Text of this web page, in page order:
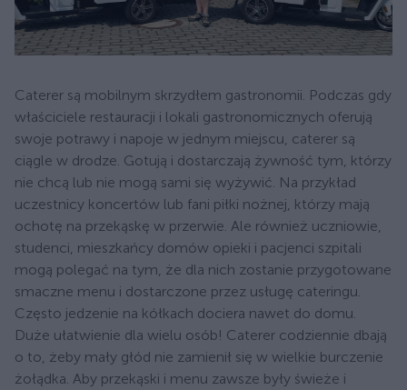
Caterer są mobilnym skrzydłem gastronomii. Podczas gdy
właściciele restauracji i lokali gastronomicznych oferują
swoje potrawy i napoje w jednym miejscu, caterer są
ciągle w drodze. Gotują i dostarczają żywność tym, którzy
nie chcą lub nie mogą sami się wyżywić. Na przykład
uczestnicy koncertów lub fani piłki nożnej, którzy mają
ochotę na przekąskę w przerwie. Ale również uczniowie,
studenci, mieszkańcy domów opieki i pacjenci szpitali
mogą polegać na tym, że dla nich zostanie przygotowane
smaczne menu i dostarczone przez usługę cateringu.
Często jedzenie na kółkach dociera nawet do domu.
Duże ułatwienie dla wielu osób! Caterer codziennie dbają
o to, żeby mały głód nie zamienił się w wielkie burczenie
żołądka. Aby przekąski i menu zawsze były świeże i